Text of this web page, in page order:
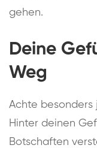
gehen.
Deine
Weg
Achte besonders
Hinter deinen
Botschaften